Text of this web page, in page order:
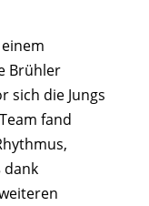
Brühler
sich die Jungs
fand
dank